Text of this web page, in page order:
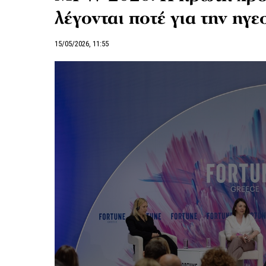
λέγονται ποτέ για την
15/05/2026, 11:55